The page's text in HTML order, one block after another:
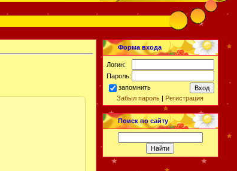
Форма входа
Логин:
Пароль:
запомнить
Забыл пароль | Регистрация
Поиск по сайту